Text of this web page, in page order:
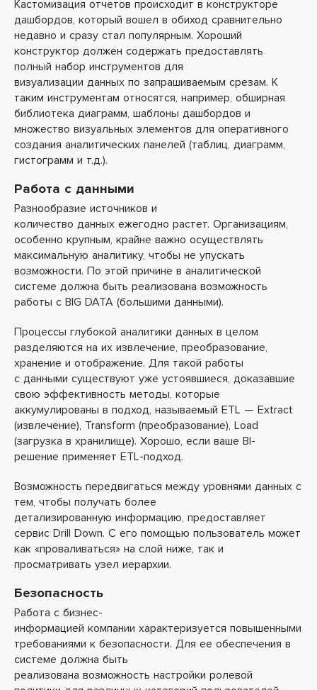
Кастомизация отчетов происходит в конструкторе
дашбордов, который вошел в обиход сравнительно
недавно и сразу стал популярным. Хороший
конструктор должен содержать предоставлять
полный набор инструментов для
визуализации данных по запрашиваемым срезам. К
таким инструментам относятся, например, обширная
библиотека диаграмм, шаблоны дашбордов и
множество визуальных элементов для оперативного
создания аналитических панелей (таблиц, диаграмм,
гистограмм и т.д.).
Работа с данными
Разнообразие источников и
количество данных ежегодно растет. Организациям,
особенно крупным, крайне важно осуществлять
максимальную аналитику, чтобы не упускать
возможности. По этой причине в аналитической
системе должна быть реализована возможность
работы с ВIG DATA (большими данными).
Процессы глубокой аналитики данных в целом
разделяются на их извлечение, преобразование,
хранение и отображение. Для такой работы
с данными существуют уже устоявшиеся, доказавшие
свою эффективность методы, которые
аккумулированы в подход, называемый ETL — Extract
(извлечение), Transform (преобразование), Load
(загрузка в хранилище). Хорошо, если ваше BI-
решение применяет ETL-подход.
Возможность передвигаться между уровнями данных с
тем, чтобы получать более
детализированную информацию, предоставляет
сервис Drill Down. С его помощью пользователь может
как «проваливаться» на слой ниже, так и
просматривать узел иерархии.
Безопасность
Работа с бизнес-
информацией компании характеризуется повышенными
требованиями к безопасности. Для ее обеспечения в
системе должна быть
реализована возможность настройки ролевой